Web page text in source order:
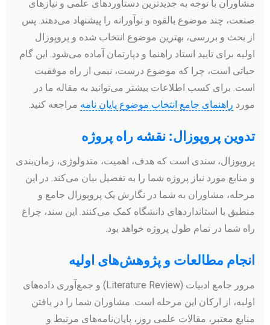
مشاوران با توجه به جدیدترین دستاوردهای علمی و نیازهای
صنعت، چند موضوع بالقوه و نوآورانه را پیشنهاد می‌دهند. پس
از بحث و بررسی، بهترین موضوع انتخاب شده و پروپوزال
اولیه برای تایید استاد راهنما و دپارتمان آماده می‌شود. این گام
حیاتی است، چرا که موضوع درست، نیمی از راه موفقیت
است. برای کسب اطلاعات بیشتر می‌توانید به مقاله ما در
مورد راهنمای جامع انتخاب موضوع پایان نامه مراجعه کنید.
تدوین پروپوزال: نقشه راه پروژه
پروپوزال، سندی است که هدف، اهمیت، متدولوژی، زمان‌بندی
و منابع مورد نیاز پروژه شما را به تفصیل بیان می‌کند. در این
مرحله، مشاوران به شما در نگارش یک پروپوزال جامع و
منطبق با استانداردهای دانشگاه کمک می‌کنند. این سند، چراغ
راه شما در تمام طول پروژه خواهد بود.
انجام مطالعات و پژوهش‌های اولیه
مرور جامع ادبیات (Literature Review) و جمع‌آوری داده‌های
اولیه، از ارکان این مرحله است. مشاوران شما را در یافتن
منابع معتبر، مقالات علمی روز، پایان‌نامه‌های مرتبط و